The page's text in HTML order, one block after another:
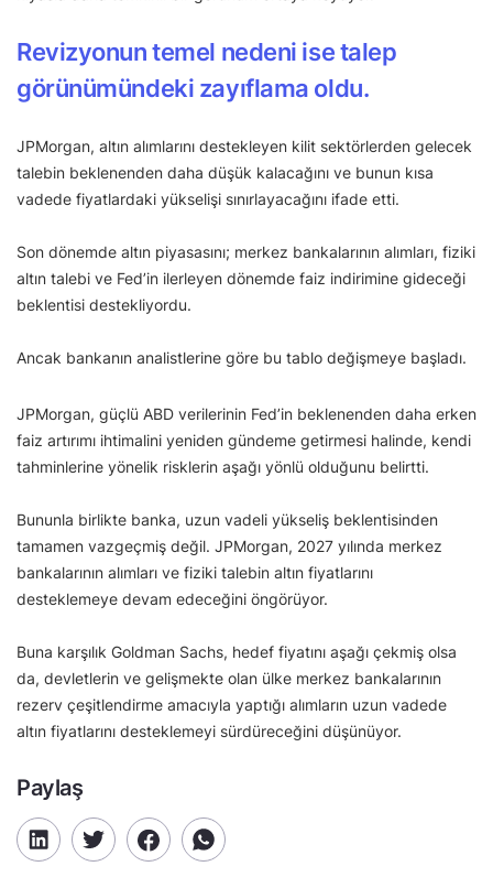
Revizyonun temel nedeni ise talep
görünümündeki zayıflama oldu.
JPMorgan, altın alımlarını destekleyen kilit sektörlerden gelecek
talebin beklenenden daha düşük kalacağını ve bunun kısa
vadede fiyatlardaki yükselişi sınırlayacağını ifade etti.
Son dönemde altın piyasasını; merkez bankalarının alımları, fiziki
altın talebi ve Fed’in ilerleyen dönemde faiz indirimine gideceği
beklentisi destekliyordu.
Ancak bankanın analistlerine göre bu tablo değişmeye başladı.
JPMorgan, güçlü ABD verilerinin Fed’in beklenenden daha erken
faiz artırımı ihtimalini yeniden gündeme getirmesi halinde, kendi
tahminlerine yönelik risklerin aşağı yönlü olduğunu belirtti.
Bununla birlikte banka, uzun vadeli yükseliş beklentisinden
tamamen vazgeçmiş değil. JPMorgan, 2027 yılında merkez
bankalarının alımları ve fiziki talebin altın fiyatlarını
desteklemeye devam edeceğini öngörüyor.
Buna karşılık Goldman Sachs, hedef fiyatını aşağı çekmiş olsa
da, devletlerin ve gelişmekte olan ülke merkez bankalarının
rezerv çeşitlendirme amacıyla yaptığı alımların uzun vadede
altın fiyatlarını desteklemeyi sürdüreceğini düşünüyor.
Paylaş